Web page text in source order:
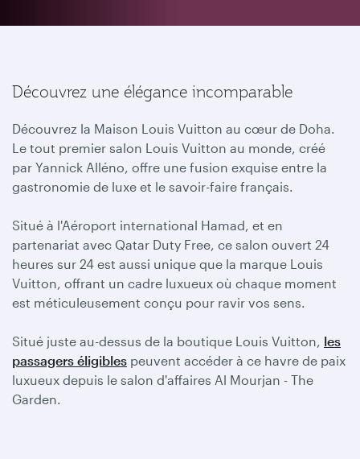
Découvrez une élégance incomparable
Découvrez la Maison Louis Vuitton au cœur de Doha.
Le tout premier salon Louis Vuitton au monde, créé
par Yannick Alléno, offre une fusion exquise entre la
gastronomie de luxe et le savoir-faire français.
Situé à l'Aéroport international Hamad, et en
partenariat avec Qatar Duty Free, ce salon ouvert 24
heures sur 24 est aussi unique que la marque Louis
Vuitton, offrant un cadre luxueux où chaque moment
est méticuleusement conçu pour ravir vos sens.
Situé juste au-dessus de la boutique Louis Vuitton, les
passagers éligibles peuvent accéder à ce havre de paix
luxueux depuis le salon d'affaires Al Mourjan - The
Garden.